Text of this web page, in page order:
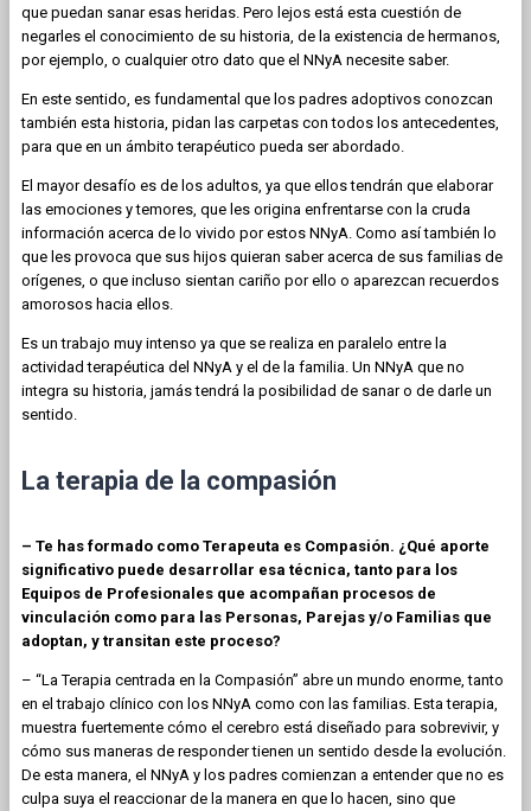
que puedan sanar esas heridas. Pero lejos está esta cuestión de
negarles el conocimiento de su historia, de la existencia de hermanos,
por ejemplo, o cualquier otro dato que el NNyA necesite saber.
En este sentido, es fundamental que los padres adoptivos conozcan
también esta historia, pidan las carpetas con todos los antecedentes,
para que en un ámbito terapéutico pueda ser abordado.
El mayor desafío es de los adultos, ya que ellos tendrán que elaborar
las emociones y temores, que les origina enfrentarse con la cruda
información acerca de lo vivido por estos NNyA. Como así también lo
que les provoca que sus hijos quieran saber acerca de sus familias de
orígenes, o que incluso sientan cariño por ello o aparezcan recuerdos
amorosos hacia ellos.
Es un trabajo muy intenso ya que se realiza en paralelo entre la
actividad terapéutica del NNyA y el de la familia. Un NNyA que no
integra su historia, jamás tendrá la posibilidad de sanar o de darle un
sentido.
La terapia de la compasión
– Te has formado como Terapeuta es Compasión. ¿Qué aporte
significativo puede desarrollar esa técnica, tanto para los
Equipos de Profesionales que acompañan procesos de
vinculación como para las Personas, Parejas y/o Familias que
adoptan, y transitan este proceso?
– “La Terapia centrada en la Compasión” abre un mundo enorme, tanto
en el trabajo clínico con los NNyA como con las familias. Esta terapia,
muestra fuertemente cómo el cerebro está diseñado para sobrevivir, y
cómo sus maneras de responder tienen un sentido desde la evolución.
De esta manera, el NNyA y los padres comienzan a entender que no es
culpa suya el reaccionar de la manera en que lo hacen, sino que